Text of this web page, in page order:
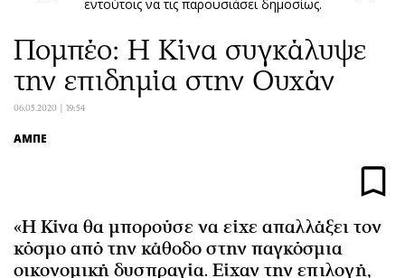
Κύπρος
Παιδεία
Υγεία
Πολιτική
Προεδρικές 2023
Δημοσκοπήσεις
Διπλωματία
Απόψεις
Αρθρογραφία
Πωλούνται
Ζητούν εργασία
Θέσεις εργασίας
εντούτοις να τις παρουσιάσει δημοσίως.
Πομπέο: Η Κίνα συγκάλυψε
την επιδημία στην Ουχάν
06.05.2020 | 19:54
ΑΜΠΕ
«Η Κίνα θα μπορούσε να είχε απαλλάξει τον
κόσμο από την κάθοδο στην παγκόσμια
οικονομική δυσπραγία. Είχαν την επιλογή,